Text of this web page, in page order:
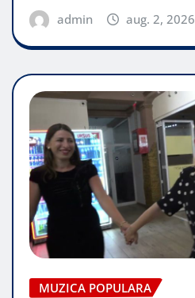
admin aug. 2, 2026
MUZICA POPULARA